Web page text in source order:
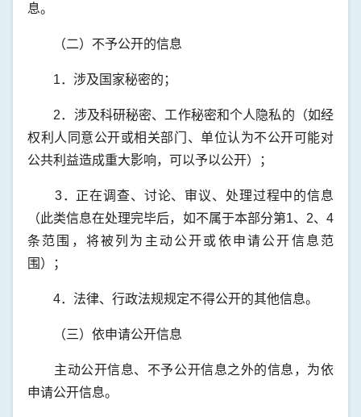
息。
（二）不予公开的信息
1．涉及国家秘密的；
2．涉及科研秘密、工作秘密和个人隐私的（如经
权利人同意公开或相关部门、单位认为不公开可能对
公共利益造成重大影响，可以予以公开）；
3．正在调查、讨论、审议、处理过程中的信息
（此类信息在处理完毕后，如不属于本部分第1、2、4
条范围，将被列为主动公开或依申请公开信息范
围）；
4．法律、行政法规规定不得公开的其他信息。
（三）依申请公开信息
主动公开信息、不予公开信息之外的信息，为依
申请公开信息。